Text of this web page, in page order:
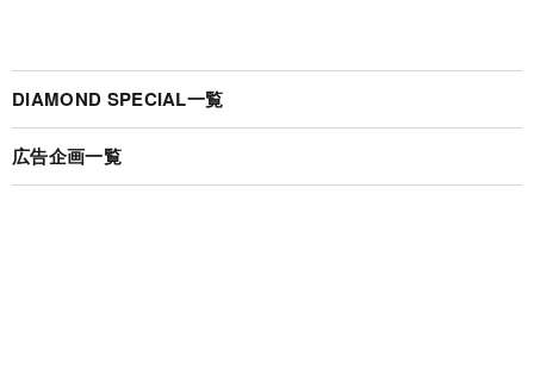
DIAMOND SPECIAL一覧
広告企画一覧